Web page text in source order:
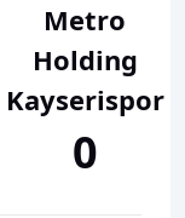
Metro
Holding
Kayserispor
0